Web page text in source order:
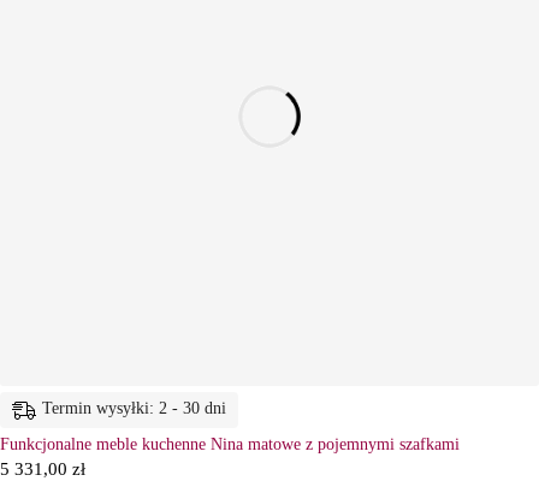
Termin wysyłki: 2 - 30 dni
Funkcjonalne meble kuchenne Nina matowe z pojemnymi szafkami
5 331,00 zł